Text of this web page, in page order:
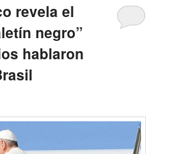
revela el
negro”
hablaron